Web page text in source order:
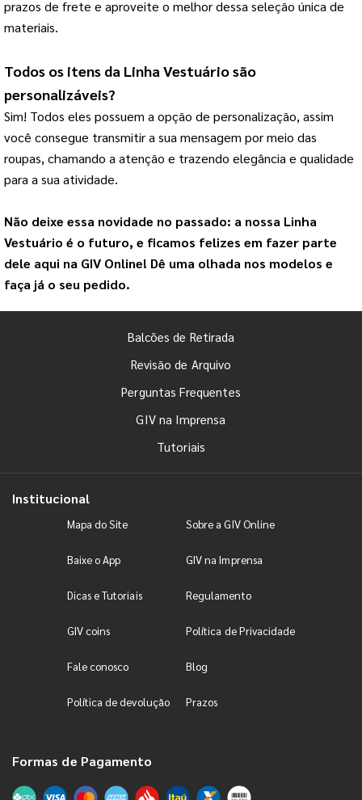
prazos de frete e aproveite o melhor dessa seleção única de
materiais.
Todos os itens da Linha Vestuário são
personalizáveis?
Sim! Todos eles possuem a opção de personalização, assim
você consegue transmitir a sua mensagem por meio das
roupas, chamando a atenção e trazendo elegância e qualidade
para a sua atividade.
Não deixe essa novidade no passado: a nossa Linha
Vestuário é o futuro, e ficamos felizes em fazer parte
dele aqui na GIV Online! Dê uma olhada nos modelos e
faça já o seu pedido.
Balcões de Retirada
Revisão de Arquivo
Perguntas Frequentes
GIV na Imprensa
Tutoriais
Institucional
Mapa do Site Sobre a GIV Online
Baixe o App GIV na Imprensa
Dicas e Tutoriais Regulamento
GIV coins Política de Privacidade
Fale conosco Blog
Política de devolução Prazos
Formas de Pagamento